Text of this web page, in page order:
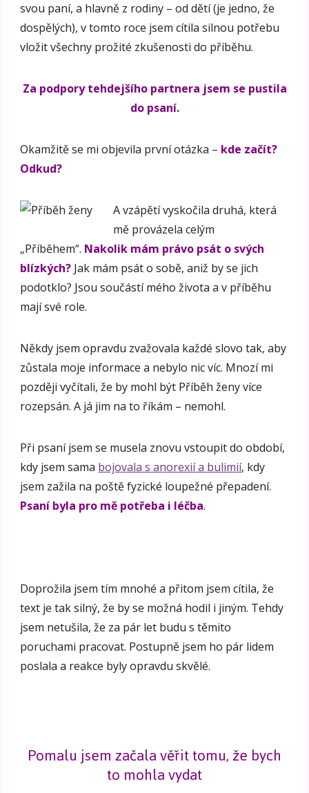
svou paní, a hlavně z rodiny – od dětí (je jedno, že
dospělých), v tomto roce jsem cítila silnou potřebu
vložit všechny prožité zkušenosti do příběhu.
Za podpory tehdejšího partnera jsem se pustila
do psaní.
Okamžitě se mi objevila první otázka – kde začít?
Odkud?
A vzápětí vyskočila druhá, která
mě provázela celým
„Příběhem“. Nakolik mám právo psát o svých
blízkých? Jak mám psát o sobě, aniž by se jich
podotklo? Jsou součástí mého života a v příběhu
mají své role.
Někdy jsem opravdu zvažovala každé slovo tak, aby
zůstala moje informace a nebylo nic víc. Mnozí mi
později vyčítali, že by mohl být Příběh ženy více
rozepsán. A já jim na to říkám – nemohl.
Při psaní jsem se musela znovu vstoupit do období,
kdy jsem sama bojovala s anorexií a bulimií, kdy
jsem zažila na poště fyzické loupežné přepadení.
Psaní byla pro mě potřeba i léčba.
Doprožila jsem tím mnohé a přitom jsem cítila, že
text je tak silný, že by se možná hodil i jiným. Tehdy
jsem netušila, že za pár let budu s těmito
poruchami pracovat. Postupně jsem ho pár lidem
poslala a reakce byly opravdu skvělé.
Pomalu jsem začala věřit tomu, že bych
to mohla vydat